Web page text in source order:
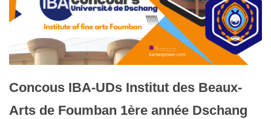
Concous IBA-UDs Institut des Beaux-
Arts de Foumban 1ère année Dschang